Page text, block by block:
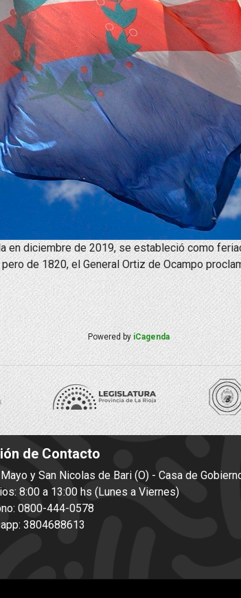
en diciembre de 2019, se estableció como
de 1820, el General Ortiz de Ocampo
Powered by iCagenda
de Contacto
y San Nicolas de Bari (O) - Casa de
8:00 a 13:00 hs (Lunes a Viernes)
0800-444-0578
3804688613